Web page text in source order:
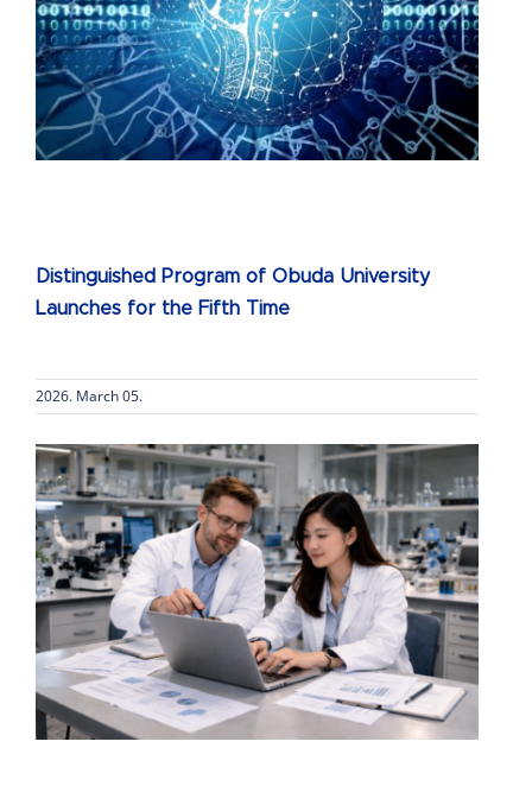
Distinguished Program of Obuda University
Launches for the Fifth Time
2026. March 05.